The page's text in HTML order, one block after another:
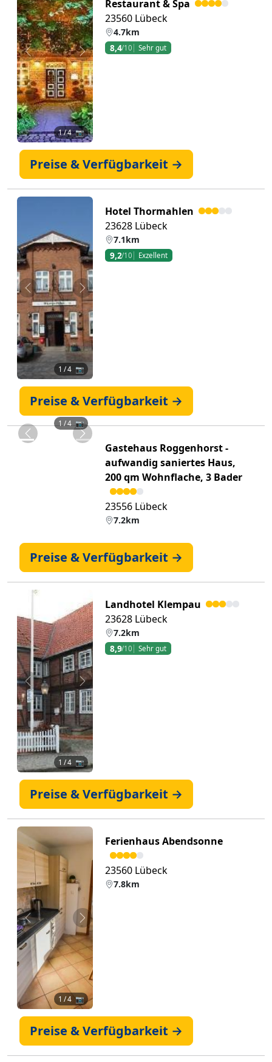
Zurück Weiter
1/ 4 📷
Restaurant & Spa
23560 Lübeck
4.7km
8,4/10 Sehr gut
Preise & Verfügbarkeit →
Zurück Weiter
1 / 4 📷
Hotel Thormahlen
23628 Lübeck
7.1km
9,2/10 Exzellent
Preise & Verfügbarkeit →
Zurück Weiter
1/ 4 📷
Gastehaus Roggenhorst -
aufwandig saniertes Haus,
200 qm Wohnflache, 3 Bader
23556 Lübeck
7.2km
Preise & Verfügbarkeit →
Zurück Weiter
1 / 4 📷
Landhotel Klempau
23628 Lübeck
7.2km
8,9/10 Sehr gut
Preise & Verfügbarkeit →
Zurück Weiter
1 / 4 📷
Ferienhaus Abendsonne
23560 Lübeck
7.8km
Preise & Verfügbarkeit →